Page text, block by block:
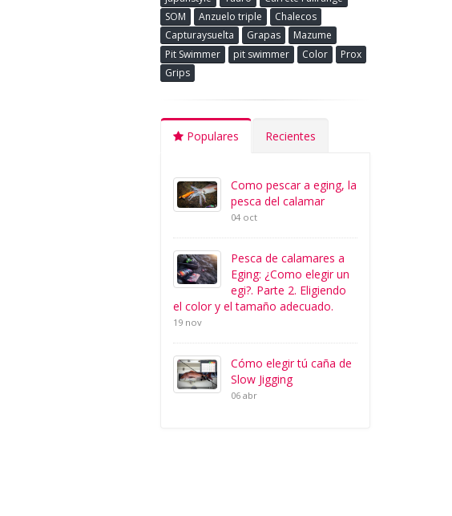
SOM
Anzuelo triple
Chalecos
Capturaysuelta
Grapas
Mazume
Pit Swimmer
pit swimmer Color
Prox
Grips
Populares Recientes
Como pescar a eging, la
pesca del calamar
04 oct
Pesca de calamares a
Eging: ¿Como elegir un
egi?. Parte 2. Eligiendo
el color y el tamaño adecuado.
19 nov
Cómo elegir tú caña de
Slow Jigging
06 abr